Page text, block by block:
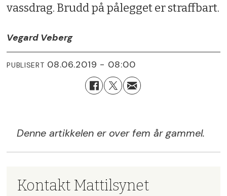
vassdrag. Brudd på pålegget er straffbart.
Vegard Veberg
PUBLISERT 08.06.2019 - 08:00
Denne artikkelen er over fem år gammel.
Kontakt Mattilsynet